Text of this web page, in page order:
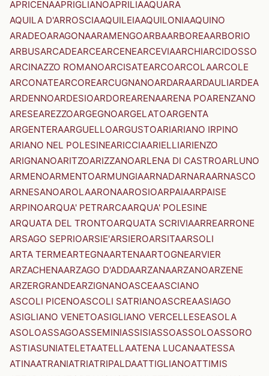
APRICENAAPRIGLIANOAPRILIAAQUARA
AQUILA D'ARROSCIAAQUILEIAAQUILONIAAQUINO
ARADEOARAGONAARAMENGOARBAARBOREAARBORIO
ARBUSARCADEARCEARCENEARCEVIAARCHIARCIDOSSO
ARCINAZZO ROMANOARCISATEARCOARCOLAARCOLE
ARCONATEARCOREARCUGNANOARDARAARDAULIARDEA
ARDENNOARDESIOARDOREARENAARENA POARENZANO
ARESEAREZZOARGEGNOARGELATOARGENTA
ARGENTERAARGUELLOARGUSTOARIARIANO IRPINO
ARIANO NEL POLESINEARICCIAARIELLIARIENZO
ARIGNANOARITZOARIZZANOARLENA DI CASTROARLUNO
ARMENOARMENTOARMUNGIAARNADARNARAARNASCO
ARNESANOAROLAARONAAROSIOARPAIAARPAISE
ARPINOARQUA' PETRARCAARQUA' POLESINE
ARQUATA DEL TRONTOARQUATA SCRIVIAARREARRONE
ARSAGO SEPRIOARSIE'ARSIEROARSITAARSOLI
ARTA TERMEARTEGNAARTENAARTOGNEARVIER
ARZACHENAARZAGO D'ADDAARZANAARZANOARZENE
ARZERGRANDEARZIGNANOASCEAASCIANO
ASCOLI PICENOASCOLI SATRIANOASCREAASIAGO
ASIGLIANO VENETOASIGLIANO VERCELLESEASOLA
ASOLOASSAGOASSEMINIASSISIASSOASSOLOASSORO
ASTIASUNIATELETAATELLAATENA LUCANAATESSA
ATINAATRANIATRIATRIPALDAATTIGLIANOATTIMIS